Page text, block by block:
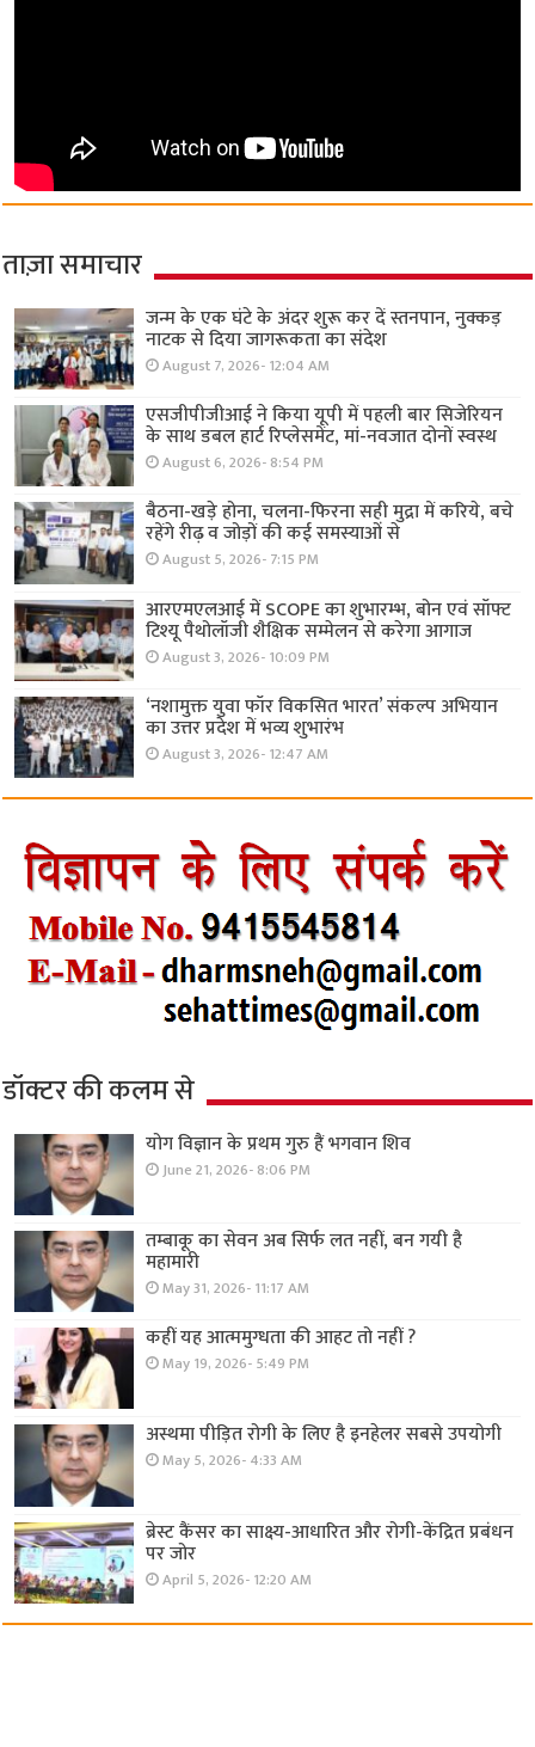
ताज़ा समाचार
जन्म के एक घंटे के अंदर शुरू कर दें स्तनपान, नुक्कड़
नाटक से दिया जागरूकता का संदेश
August 7, 2026- 12:04 AM
एसजीपीजीआई ने किया यूपी में पहली बार सिजेरियन
के साथ डबल हार्ट रिप्लेसमेंट, मां-नवजात दोनों स्वस्थ
August 6, 2026- 8:54 PM
बैठना-खड़े होना, चलना-फिरना सही मुद्रा में करिये, बचे
रहेंगे रीढ़ व जोड़ों की कई समस्याओं से
August 5, 2026- 7:15 PM
आरएमएलआई में SCOPE का शुभारम्भ, बोन एवं सॉफ्ट
टिश्यू पैथोलॉजी शैक्षिक सम्मेलन से करेगा आगाज
August 3, 2026- 10:09 PM
‘नशामुक्त युवा फॉर विकसित भारत’ संकल्प अभियान
का उत्तर प्रदेश में भव्य शुभारंभ
August 3, 2026- 12:47 AM
डॉक्टर की कलम से
योग विज्ञान के प्रथम गुरु हैं भगवान शिव
June 21, 2026- 8:06 PM
तम्बाकू का सेवन अब सिर्फ लत नहीं, बन गयी है
महामारी
May 31, 2026- 11:17 AM
कहीं यह आत्ममुग्धता की आहट तो नहीं ?
May 19, 2026- 5:49 PM
अस्थमा पीड़ित रोगी के लिए है इनहेलर सबसे उपयोगी
May 5, 2026- 4:33 AM
ब्रेस्ट कैंसर का साक्ष्य-आधारित और रोगी-केंद्रित प्रबंधन
पर जोर
April 5, 2026- 12:20 AM